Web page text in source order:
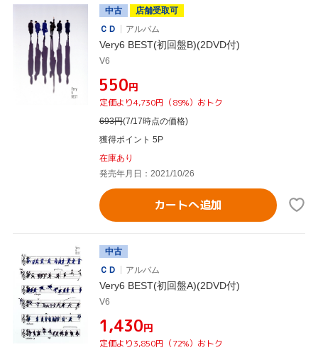
中古
店舗受取可
ＣＤ
アルバム
Very6 BEST(初回盤B)(2DVD付)
V6
¥550円
定価より4,730円（89%）おトク
693円(7/17時点の価格)
獲得ポイント 5P
在庫あり
発売年月日：2021/10/26
カートへ追加
中古
ＣＤ
アルバム
Very6 BEST(初回盤A)(2DVD付)
V6
¥1,430円
定価より3,850円（72%）おトク